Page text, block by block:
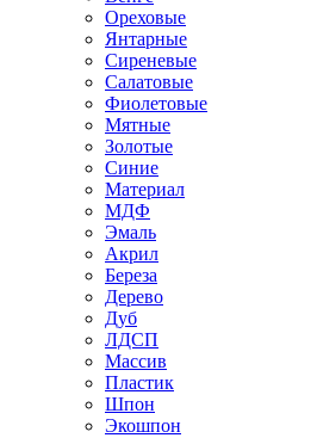
Ореховые
Янтарные
Сиреневые
Салатовые
Фиолетовые
Мятные
Золотые
Синие
Материал
МДФ
Эмаль
Акрил
Береза
Дерево
Дуб
ЛДСП
Массив
Пластик
Шпон
Экошпон